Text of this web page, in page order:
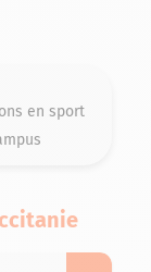
en sport